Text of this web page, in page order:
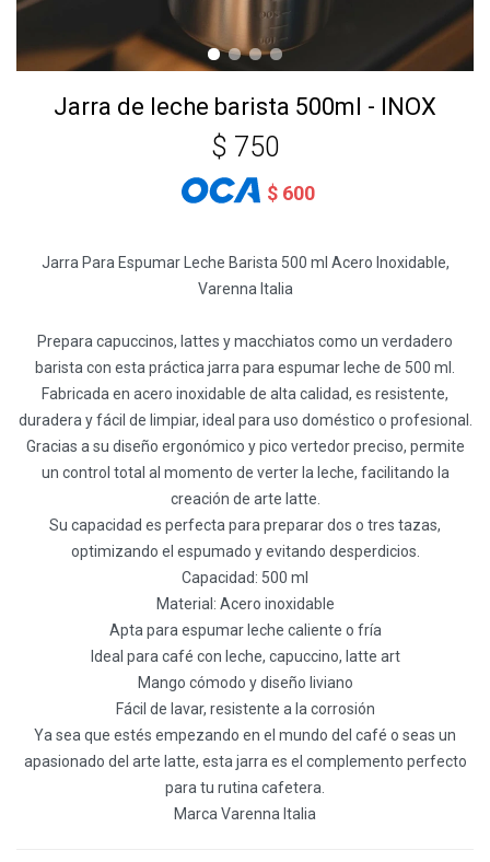
Jarra de leche barista 500ml - INOX
$ 750
$ 600
Jarra Para Espumar Leche Barista 500 ml Acero Inoxidable,
Varenna Italia
Prepara capuccinos, lattes y macchiatos como un verdadero
barista con esta práctica jarra para espumar leche de 500 ml.
Fabricada en acero inoxidable de alta calidad, es resistente,
duradera y fácil de limpiar, ideal para uso doméstico o profesional.
Gracias a su diseño ergonómico y pico vertedor preciso, permite
un control total al momento de verter la leche, facilitando la
creación de arte latte.
Su capacidad es perfecta para preparar dos o tres tazas,
optimizando el espumado y evitando desperdicios.
Capacidad: 500 ml
Material: Acero inoxidable
Apta para espumar leche caliente o fría
Ideal para café con leche, capuccino, latte art
Mango cómodo y diseño liviano
Fácil de lavar, resistente a la corrosión
Ya sea que estés empezando en el mundo del café o seas un
apasionado del arte latte, esta jarra es el complemento perfecto
para tu rutina cafetera.
Marca Varenna Italia